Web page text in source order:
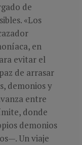
de
«Los
en
evitar el
de arrasar
demonios y
entre
donde
demonios
Un viaje